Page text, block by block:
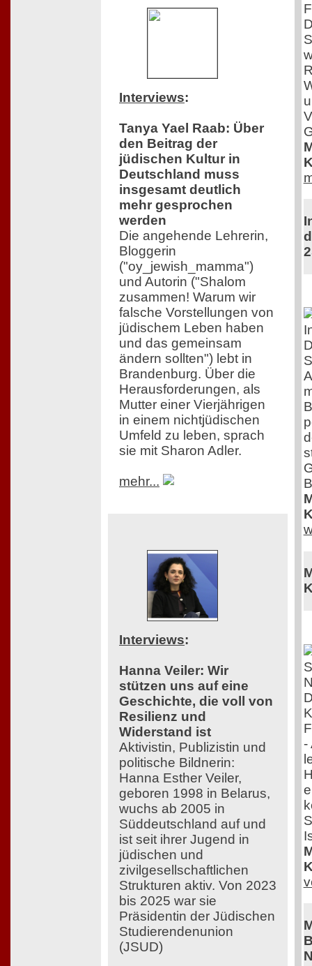
Interviews:
Tanya Yael Raab: Über
den Beitrag der
jüdischen Kultur in
Deutschland muss
insgesamt deutlich
mehr gesprochen
werden
Die angehende Lehrerin,
Bloggerin
("oy_jewish_mamma")
und Autorin ("Shalom
zusammen! Warum wir
falsche Vorstellungen von
jüdischem Leben haben
und das gemeinsam
ändern sollten") lebt in
Brandenburg. Über die
Herausforderungen, als
Mutter einer Vierjährigen
in einem nichtjüdischen
Umfeld zu leben, sprach
sie mit Sharon Adler.
mehr...
Interviews:
Hanna Veiler: Wir
stützen uns auf eine
Geschichte, die voll von
Resilienz und
Widerstand ist
Aktivistin, Publizistin und
politische Bildnerin:
Hanna Esther Veiler,
geboren 1998 in Belarus,
wuchs ab 2005 in
Süddeutschland auf und
ist seit ihrer Jugend in
jüdischen und
zivilgesellschaftlichen
Strukturen aktiv. Von 2023
bis 2025 war sie
Präsidentin der Jüdischen
Studierendenunion
(JSUD)
-